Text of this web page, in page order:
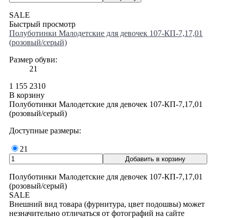
SALE
Быстрый просмотр
Полуботинки Малодетские для девочек 107-КП-7,17,01
(розовый/серый)
Размер обуви:
21
1 155 2310
В корзину
Полуботинки Малодетские для девочек 107-КП-7,17,01
(розовый/серый)
Доступные размеры:
21
Полуботинки Малодетские для девочек 107-КП-7,17,01
(розовый/серый)
SALE
Внешний вид товара (фурнитура, цвет подошвы) может
незначительно отличаться от фотографий на сайте